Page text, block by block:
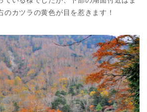
のカツラの黄色が目を惹きます！